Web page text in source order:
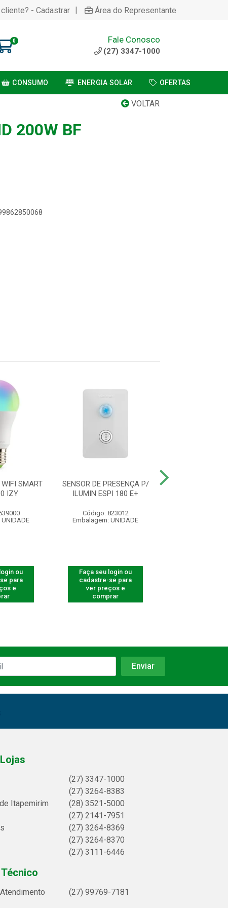
- Cadastrar | Área do Representante
0 Fale Conosco
(27) 3347-1000
CONSUMO ENERGIA SOLAR OFERTAS
VOLTAR
200W BF
SMART
IZY
ou
para
e
SENSOR DE PRESENÇA P/
ILUMIN ESPI 180 E+
Código: 823012
Embalagem: UNIDADE
Faça seu login ou
cadastre-se para
ver preços e
comprar
(27) 3347-1000
(27) 3264-8383
Itapemirim
(28) 3521-5000
(27) 2141-7951
(27) 3264-8369
(27) 3264-8370
(27) 3111-6446
(27) 99769-7181